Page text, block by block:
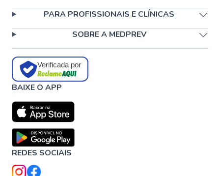
PARA PROFISSIONAIS E CLÍNICAS
SOBRE A MEDPREV
Verificada por
BAIXE O APP
REDES SOCIAIS